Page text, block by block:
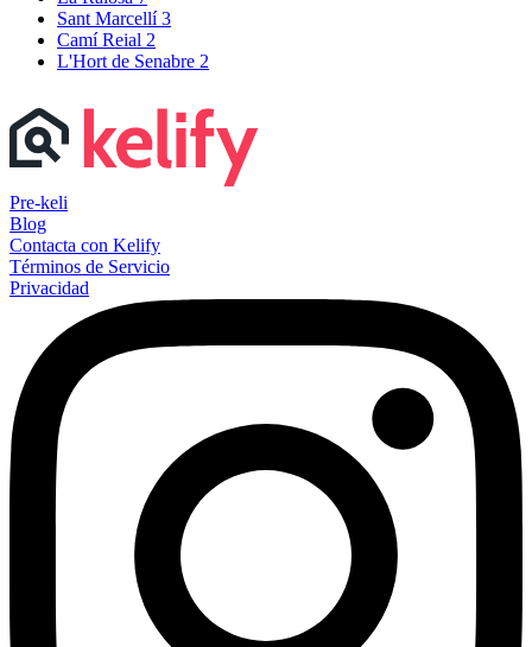
Sant Marcellí3
Camí Reial 2
L'Hort de Senabre 2
Pre-keli
Blog
Contacta con Kelify
Términos de Servicio
Privacidad